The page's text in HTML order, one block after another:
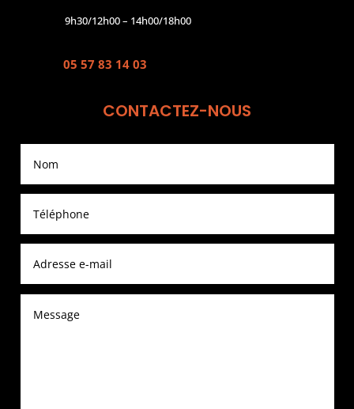
9h30/12h00 – 14h00/18h00
05 57 83 14 03
CONTACTEZ-NOUS